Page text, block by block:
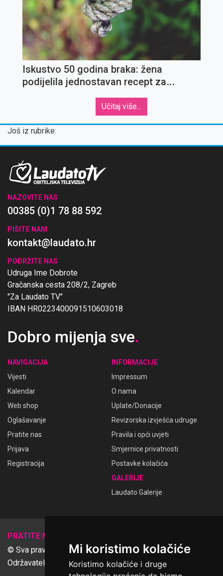
Mi koristimo kolačiće
Koristimo kolačiće i druge
Iskustvo 50 godina braka: žena
podijelila jednostavan recept za
Učitaj više...
Još iz rubrike:
NAZOVITE NAS
00385 (0)1 78 88 592
PIŠITE NAM
kontakt@laudato.hr
PODRŽITE NAS
Udruga Ime Dobrote
Gračanska cesta 208/2, Zagreb
"Za Laudato TV"
IBAN HR0223400091510603018
Dobro mijenja sve.
NAVIGACIJA
Vijesti
Kalendar
Web shop
Oglašavanje
Pratite nas
Prijava
Registracija
INFORMACIJE
Impressum
O nama
Uplate/Donacije
Revizorska izvješća udruge
Pravila i opći uvjeti
Smjernice privatnosti
Postavke kolačića
GALERIJE
Laudato Galerije
PRATITE NAS
© Sva prava pridržana Udruga Ime dobrote
Održavatelj Netcom d.o.o., Riva 6, Rijeka